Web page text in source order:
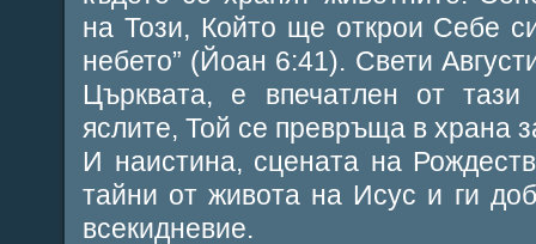
на Този, Който ще открои Себе
небето” (Йоан 6:41). Свети
Църквата, е впечатлен от
яслите, Той се превръща в храна
И наистина, сцената на
тайни от живота на Исус и ги
всекидневие.